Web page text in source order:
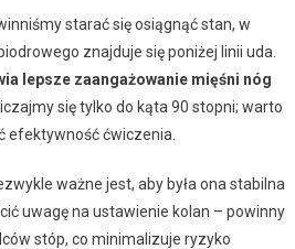
starać się osiągnąć stan, w
znajduje się poniżej linii uda.
lepsze zaangażowanie mięśni nóg
się tylko do kąta 90 stopni; warto
efektywność ćwiczenia.
ważne jest, aby była ona stabilna
uwagę na ustawienie kolan – powinny
stóp, co minimalizuje ryzyko